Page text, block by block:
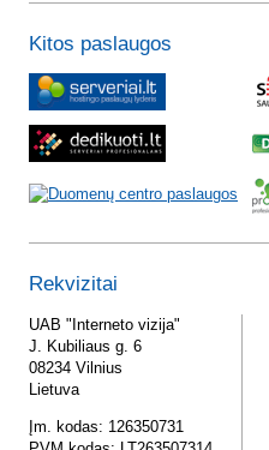
Kitos paslaugos
Rekvizitai
UAB "Interneto vizija"
J. Kubiliaus g. 6
08234 Vilnius
Lietuva
Įm. kodas: 126350731